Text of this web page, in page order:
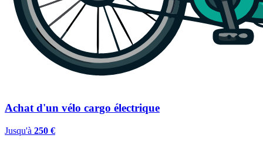
Achat d'un vélo cargo électrique
Jusqu'à 250 €